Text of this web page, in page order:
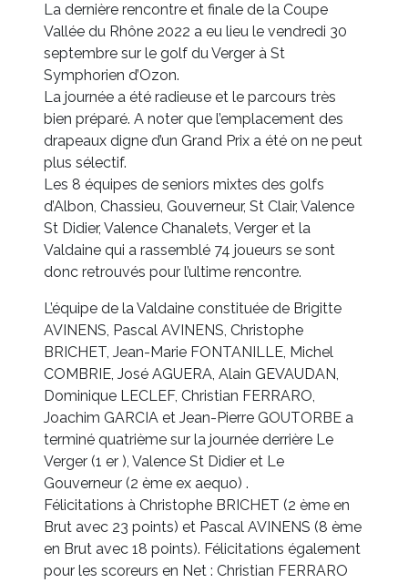
La dernière rencontre et finale de la Coupe
Vallée du Rhône 2022 a eu lieu le vendredi 30
septembre sur le golf du Verger à St
Symphorien d’Ozon.
La journée a été radieuse et le parcours très
bien préparé. A noter que l’emplacement des
drapeaux digne d’un Grand Prix a été on ne peut
plus sélectif.
Les 8 équipes de seniors mixtes des golfs
d’Albon, Chassieu, Gouverneur, St Clair, Valence
St Didier, Valence Chanalets, Verger et la
Valdaine qui a rassemblé 74 joueurs se sont
donc retrouvés pour l’ultime rencontre.
L’équipe de la Valdaine constituée de Brigitte
AVINENS, Pascal AVINENS, Christophe
BRICHET, Jean-Marie FONTANILLE, Michel
COMBRIE, José AGUERA, Alain GEVAUDAN,
Dominique LECLEF, Christian FERRARO,
Joachim GARCIA et Jean-Pierre GOUTORBE a
terminé quatrième sur la journée derrière Le
Verger (1 er ), Valence St Didier et Le
Gouverneur (2 ème ex aequo) .
Félicitations à Christophe BRICHET (2 ème en
Brut avec 23 points) et Pascal AVINENS (8 ème
en Brut avec 18 points). Félicitations également
pour les scoreurs en Net : Christian FERRARO